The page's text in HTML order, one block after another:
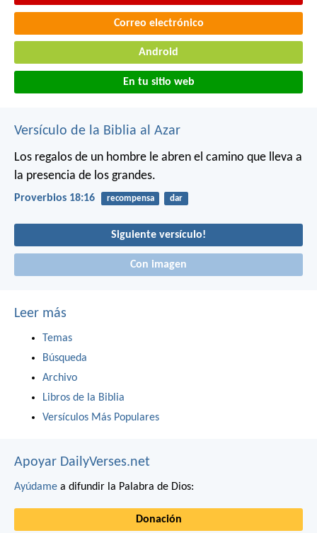
Correo electrónico
Android
En tu sitio web
Versículo de la Biblia al Azar
Los regalos de un hombre le abren el camino que lleva a
la presencia de los grandes.
Proverbios 18:16 recompensa dar
Siguiente versículo!
Con imagen
Leer más
Temas
Búsqueda
Archivo
Libros de la Biblia
Versículos Más Populares
Apoyar DailyVerses.net
Ayúdame a difundir la Palabra de Dios:
Donación